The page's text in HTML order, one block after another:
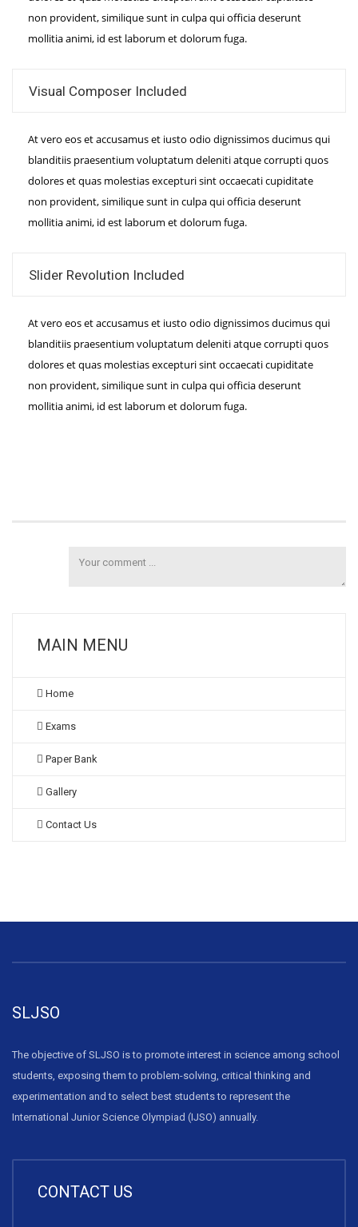
non provident, similique sunt in culpa qui officia deserunt
mollitia animi, id est laborum et dolorum fuga.
Visual Composer Included
At vero eos et accusamus et iusto odio dignissimos ducimus qui
blanditiis praesentium voluptatum deleniti atque corrupti quos
dolores et quas molestias excepturi sint occaecati cupiditate
non provident, similique sunt in culpa qui officia deserunt
mollitia animi, id est laborum et dolorum fuga.
Slider Revolution Included
At vero eos et accusamus et iusto odio dignissimos ducimus qui
blanditiis praesentium voluptatum deleniti atque corrupti quos
dolores et quas molestias excepturi sint occaecati cupiditate
non provident, similique sunt in culpa qui officia deserunt
mollitia animi, id est laborum et dolorum fuga.
MAIN MENU
Home
Exams
Paper Bank
Gallery
Contact Us
SLJSO
The objective of SLJSO is to promote interest in science among school
students, exposing them to problem-solving, critical thinking and
experimentation and to select best students to represent the
International Junior Science Olympiad (IJSO) annually.
CONTACT US